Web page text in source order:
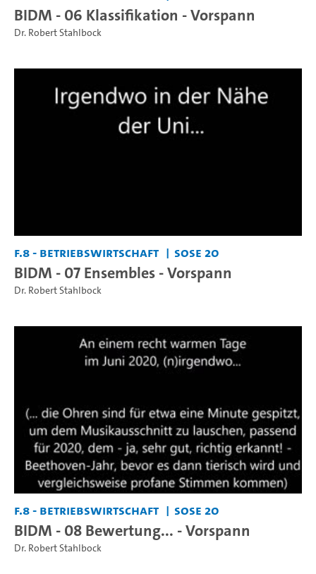
BIDM - 06 Klassifikation - Vorspann
Dr. Robert Stahlbock
F.8 - Betriebswirtschaft SoSe 20
BIDM - 07 Ensembles - Vorspann
Dr. Robert Stahlbock
F.8 - Betriebswirtschaft SoSe 20
BIDM - 08 Bewertung... - Vorspann
Dr. Robert Stahlbock